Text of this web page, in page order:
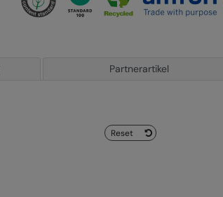
Partnerartikel
Reset